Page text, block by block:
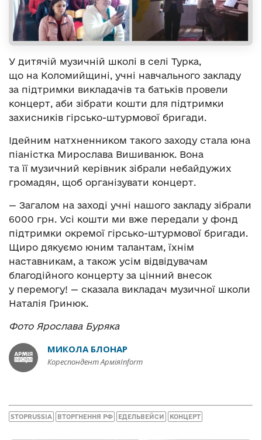
У дитячій музичній школі в селі Турка,
що на Коломийщині, учні навчального закладу
за підтримки викладачів та батьків провели
концерт, аби зібрати кошти для підтримки
захисників гірсько-штурмової бригади.
Ідейним натхненником такого заходу стала юна
піаністка Мирослава Вишиванюк. Вона
та її музичний керівник зібрали небайдужих
громадян, щоб організувати концерт.
— Загалом на заході учні нашого закладу зібрали
6000 грн. Усі кошти ми вже передали у фонд
підтримки окремої гірсько-штурмової бригади.
Щиро дякуємо юним талантам, їхнім
наставникам, а також усім відвідувачам
благодійного концерту за цінний внесок
у перемогу! — сказала викладач музичної школи
Наталія Гринюк.
Фото Ярослава Буряка
МИКОЛА БЛОНАР
Кореспондент АрміяInform
STOPRUSSIA ВТОРГНЕННЯ РФ ЕДЕЛЬВЕЙСИ КОНЦЕРТ